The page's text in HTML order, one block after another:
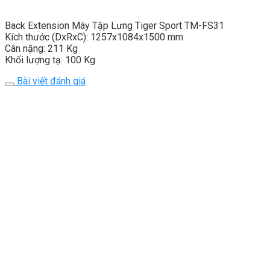
Back Extension Máy Tập Lưng Tiger Sport TM-FS31
Kích thước (DxRxC): 1257x1084x1500 mm
Cân nặng: 211 Kg
Khối lượng tạ: 100 Kg
Bài viết đánh giá